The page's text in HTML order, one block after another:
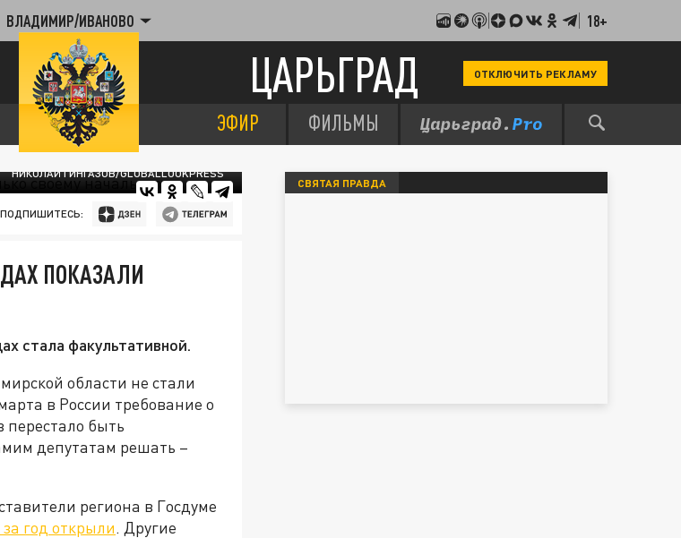
ВЛАДИМИР/ИВАНОВО 18+
ЦАРЬГРАД ОТКЛЮЧИТЬ РЕКЛАМУ
ЭФИР ФИЛЬМЫ
НИКОЛАЙ ГИНГАЗОВ/GLOBALLOOKPRESS
ПОДПИШИТЕСЬ:
ПОКАЗАЛИ
стала факультативной.
области не стали
в России требование о
перестало быть
депутатам решать –
региона в Госдуме
год открыли. Другие
СВЯТАЯ ПРАВДА